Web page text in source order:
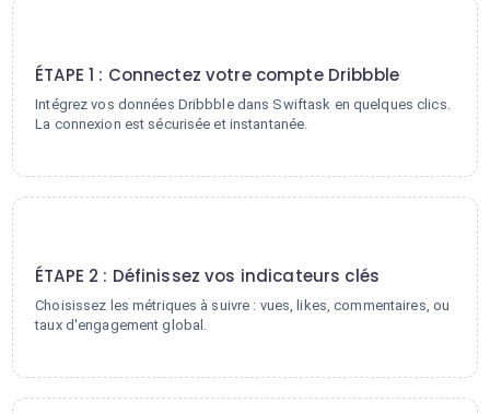
ÉTAPE 1 : Connectez votre compte Dribbble
Intégrez vos données Dribbble dans Swiftask en quelques clics.
La connexion est sécurisée et instantanée.
ÉTAPE 2 : Définissez vos indicateurs clés
Choisissez les métriques à suivre : vues, likes, commentaires, ou
taux d'engagement global.